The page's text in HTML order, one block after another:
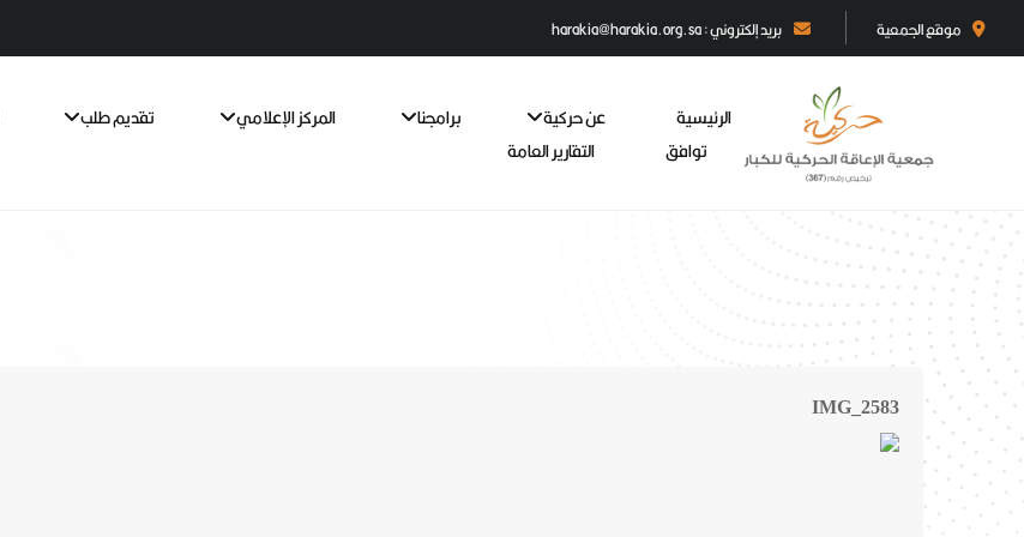
موقع الجمعية بريد إلكتروني : harakia@harakia.org.sa
الرئيسية عن حركية برامجنا المركز الإعلامي تقديم طلب
توافق
التقارير العامة
IMG_2583